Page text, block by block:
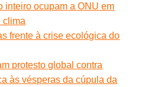
inteiro ocupam a ONU em
clima
frente à crise ecológica do
protesto global contra
às vésperas da cúpula da